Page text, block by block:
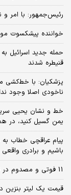
رئیس‌جمهور: با امر و
خواننده پیشکسوت
قنیطره شدند
پزشکیان: با خط‌کشی
ناخودی اصلا وجود
خط و نشان یحیی سریع
یمن گسیل کنید، در
پیام عراقچی خطاب
باشیم و برادری
11 فوتی و مصدوم در تصادف زنجیره‌ای در جاده سلماس - ارومیه + جزئیات
قیمت یک لیتر بنزین